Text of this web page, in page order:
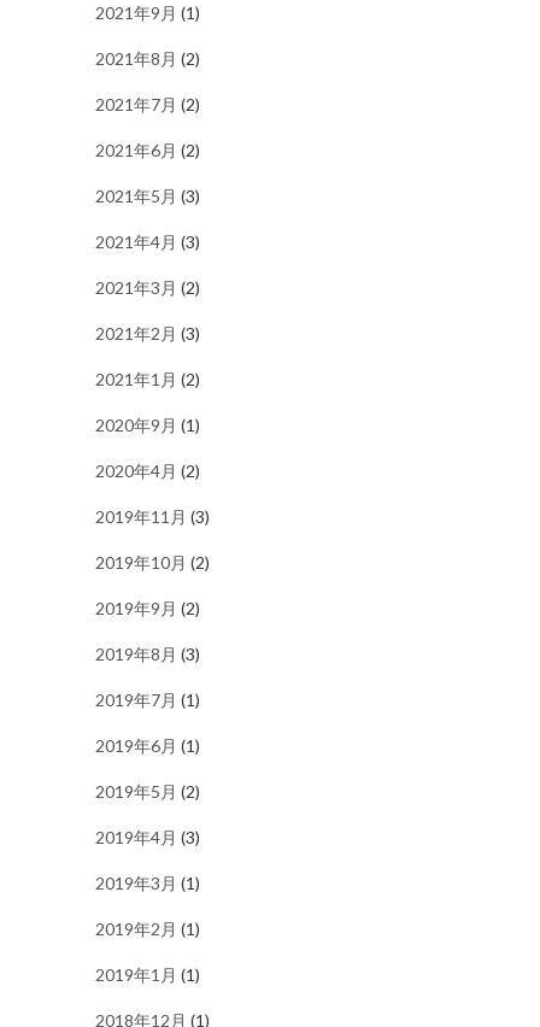
2021年9月 (1)
2021年8月 (2)
2021年7月 (2)
2021年6月 (2)
2021年5月 (3)
2021年4月 (3)
2021年3月 (2)
2021年2月 (3)
2021年1月 (2)
2020年9月 (1)
2020年4月 (2)
2019年11月 (3)
2019年10月 (2)
2019年9月 (2)
2019年8月 (3)
2019年7月 (1)
2019年6月 (1)
2019年5月 (2)
2019年4月 (3)
2019年3月 (1)
2019年2月 (1)
2019年1月 (1)
2018年12月 (1)